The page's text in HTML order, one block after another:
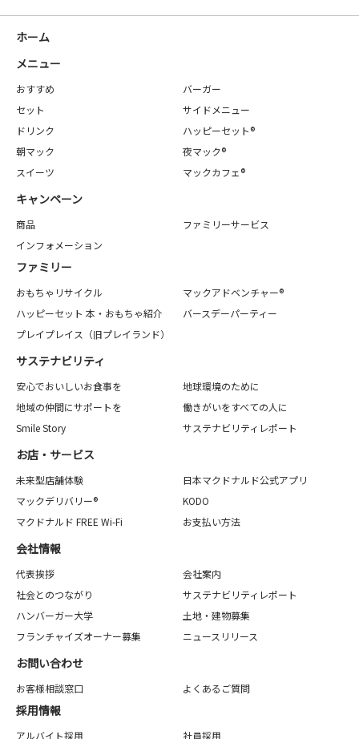
ホーム
メニュー
おすすめ
バーガー
セット
サイドメニュー
ドリンク
ハッピーセット®
朝マック
夜マック®
スイーツ
マックカフェ®
キャンペーン
商品
ファミリーサービス
インフォメーション
ファミリー
おもちゃリサイクル
マックアドベンチャー®
ハッピーセット 本・おもちゃ紹介
バースデーパーティー
プレイプレイス（旧プレイランド）
サステナビリティ
安心でおいしいお食事を
地球環境のために
地域の仲間にサポートを
働きがいをすべての人に
Smile Story
サステナビリティレポート
お店・サービス
未来型店舗体験
日本マクドナルド公式アプリ
マックデリバリー®
KODO
マクドナルド FREE Wi-Fi
お支払い方法
会社情報
代表挨拶
会社案内
社会とのつながり
サステナビリティレポート
ハンバーガー大学
土地・建物募集
フランチャイズオーナー募集
ニュースリリース
お問い合わせ
お客様相談窓口 よくあるご質問
採用情報
アルバイト採用 社員採用